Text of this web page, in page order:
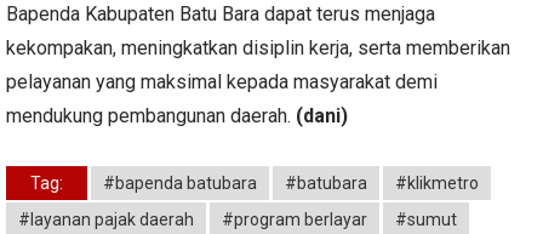
Bapenda Kabupaten Batu Bara dapat terus menjaga
kekompakan, meningkatkan disiplin kerja, serta memberikan
pelayanan yang maksimal kepada masyarakat demi
mendukung pembangunan daerah. (dani)
Tag: #bapenda batubara #batubara
#klikmetro
#layanan pajak daerah
#program berlayar #sumut